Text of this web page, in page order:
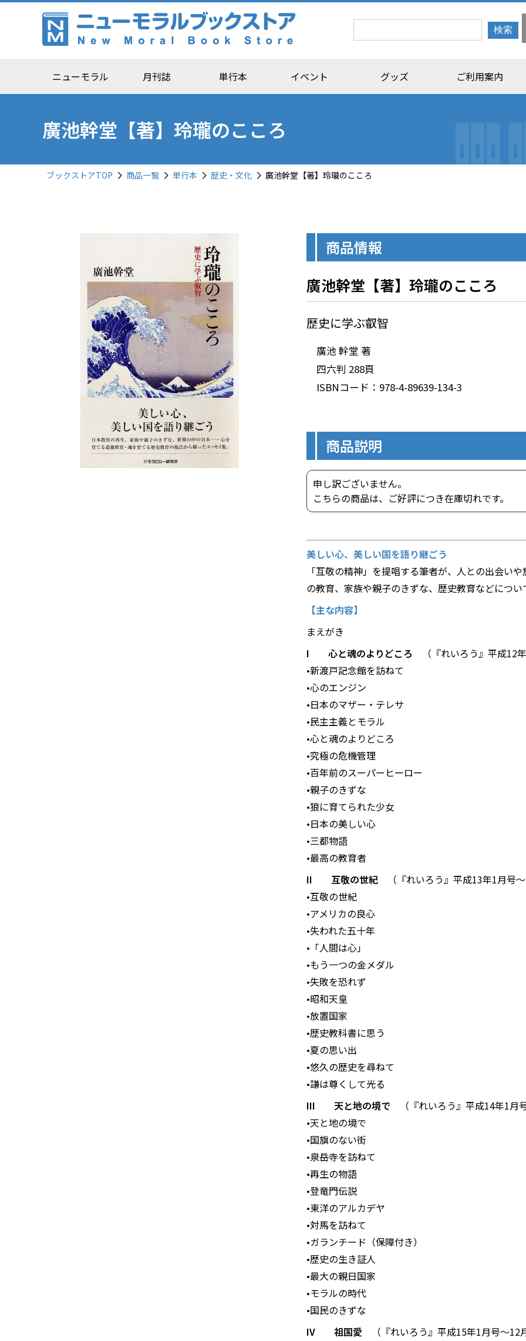
ニューモラル 月刊誌 単行本 イベント グッズ ご利用案内
廣池幹堂【著】玲瓏のこころ
ブックストアTOP 商品一覧 単行本 歴史・文化 廣池幹堂【著】玲瓏のこころ
商品情報
廣池幹堂【著】玲瓏のこころ
歴史に学ぶ叡智
廣池 幹堂 著
四六判 288頁
ISBNコード：978-4-89639-134-3
商品説明
申し訳ございません。
こちらの商品は、ご好評につき在庫切れです。
美しい心、美しい国を語り継ごう
「互敬の精神」を提唱する筆者が、人との出会い
の教育、家族や親子のきずな、歴史教育などについ
【主な内容】
まえがき
I 心と魂のよりどころ （『れいろう』平成12年
•新渡戸記念館を訪ねて
•心のエンジン
•日本のマザー・テレサ
•民主主義とモラル
•心と魂のよりどころ
•究極の危機管理
•百年前のスーパーヒーロー
•親子のきずな
•狼に育てられた少女
•日本の美しい心
•三都物語
•最高の教育者
II 互敬の世紀 （『れいろう』平成13年1月号〜
•互敬の世紀
•アメリカの良心
•失われた五十年
•「人間は心」
•もう一つの金メダル
•失敗を恐れず
•昭和天皇
•放置国家
•歴史教科書に思う
•夏の思い出
•悠久の歴史を尋ねて
•謙は尊くして光る
III 天と地の境で （『れいろう』平成14年1月
•天と地の境で
•国旗のない街
•泉岳寺を訪ねて
•再生の物語
•登竜門伝説
•東洋のアルカデヤ
•対馬を訪ねて
•ガランチード（保障付き）
•歴史の生き証人
•最大の親日国家
•モラルの時代
•国民のきずな
IV 祖国愛 （『れいろう』平成15年1月号〜12